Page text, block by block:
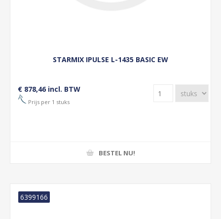
STARMIX IPULSE L-1435 BASIC EW
€ 878,46 incl. BTW
Prijs per 1 stuks
BESTEL NU!
6399166